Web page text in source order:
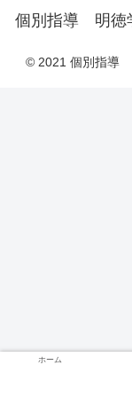
個別指導 明徳
© 2021 個別指導
ホーム